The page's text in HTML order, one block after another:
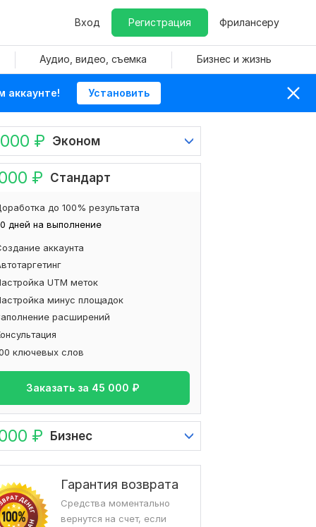
Вход Регистрация Фрилансеру
Аудио, видео, съемка Бизнес и жизнь
аккаунте! Установить
₽ Эконом
₽ Стандарт
дней на выполнение
до 100% результата
аккаунта
UTM меток
минус площадок
расширений
ключевых слов
Заказать за 45 000 ₽
₽ Бизнес
Гарантия возврата
Средства моментально
вернутся на счет, если